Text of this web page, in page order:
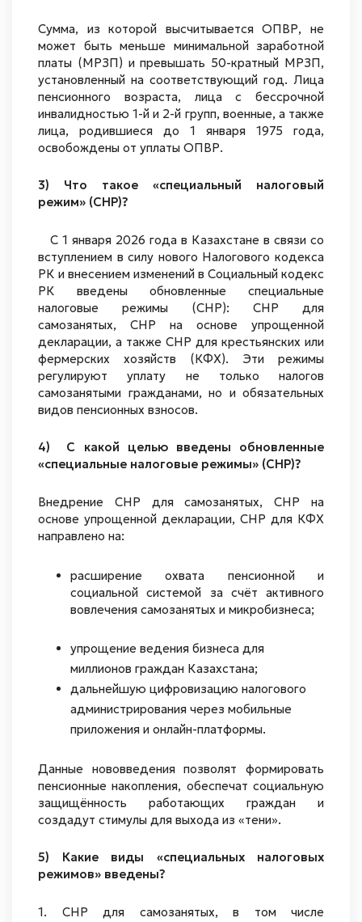
Сумма, из которой высчитывается ОПВР, не
может быть меньше минимальной заработной
платы (МРЗП) и превышать 50-кратный МРЗП,
установленный на соответствующий год. Лица
пенсионного возраста, лица с бессрочной
инвалидностью 1-й и 2-й групп, военные, а также
лица, родившиеся до 1 января 1975 года,
освобождены от уплаты ОПВР.
3) Что такое «специальный налоговый
режим» (СНР)?
С 1 января 2026 года в Казахстане в связи со
вступлением в силу нового Налогового кодекса
РК и внесением изменений в Социальный кодекс
РК введены обновленные специальные
налоговые режимы (СНР): СНР для
самозанятых, СНР на основе упрощенной
декларации, а также СНР для крестьянских или
фермерских хозяйств (КФХ). Эти режимы
регулируют уплату не только налогов
самозанятыми гражданами, но и обязательных
видов пенсионных взносов.
4) С какой целью введены обновленные
«специальные налоговые режимы» (СНР)?
Внедрение СНР для самозанятых, СНР на
основе упрощенной декларации, СНР для КФХ
направлено на:
расширение охвата пенсионной и
социальной системой за счёт активного
вовлечения самозанятых и микробизнеса;
упрощение ведения бизнеса для
миллионов граждан Казахстана;
дальнейшую цифровизацию налогового
администрирования через мобильные
приложения и онлайн-платформы.
Данные нововведения позволят формировать
пенсионные накопления, обеспечат социальную
защищённость работающих граждан и
создадут стимулы для выхода из «тени».
5) Какие виды «специальных налоговых
режимов» введены?
1. СНР для самозанятых, в том числе